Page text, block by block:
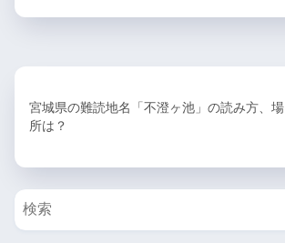
宮城県の難読地名「不澄ヶ池」の読み方、場
所は？